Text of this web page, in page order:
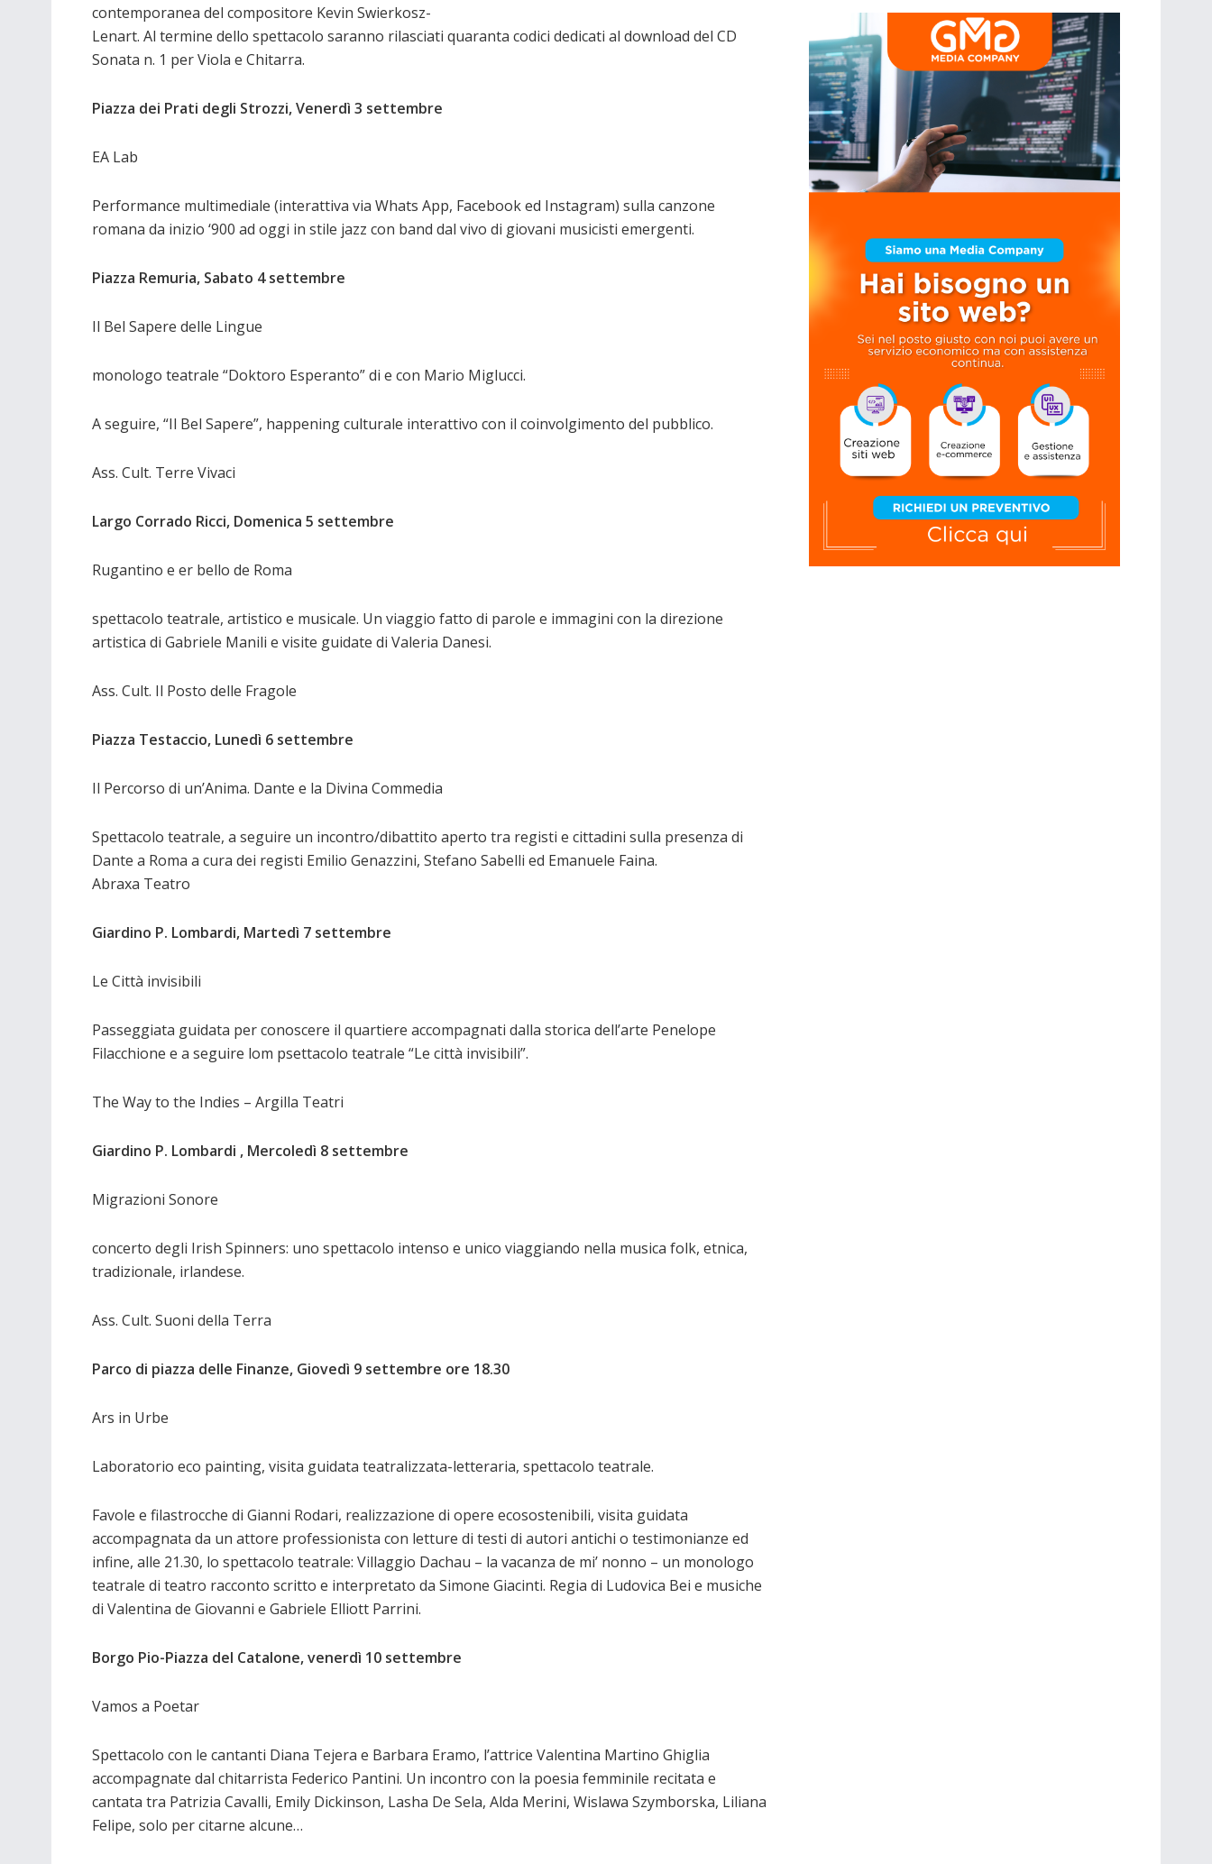
contemporanea del compositore Kevin Swierkosz-
Lenart. Al termine dello spettacolo saranno rilasciati quaranta codici dedicati al download del CD
Sonata n. 1 per Viola e Chitarra.
Piazza dei Prati degli Strozzi, Venerdì 3 settembre
EA Lab
Performance multimediale (interattiva via Whats App, Facebook ed Instagram) sulla canzone
romana da inizio ‘900 ad oggi in stile jazz con band dal vivo di giovani musicisti emergenti.
Piazza Remuria, Sabato 4 settembre
Il Bel Sapere delle Lingue
monologo teatrale “Doktoro Esperanto” di e con Mario Miglucci.
A seguire, “Il Bel Sapere”, happening culturale interattivo con il coinvolgimento del pubblico.
Ass. Cult. Terre Vivaci
Largo Corrado Ricci, Domenica 5 settembre
Rugantino e er bello de Roma
spettacolo teatrale, artistico e musicale. Un viaggio fatto di parole e immagini con la direzione
artistica di Gabriele Manili e visite guidate di Valeria Danesi.
Ass. Cult. Il Posto delle Fragole
Piazza Testaccio, Lunedì 6 settembre
Il Percorso di un’Anima. Dante e la Divina Commedia
Spettacolo teatrale, a seguire un incontro/dibattito aperto tra registi e cittadini sulla presenza di
Dante a Roma a cura dei registi Emilio Genazzini, Stefano Sabelli ed Emanuele Faina.
Abraxa Teatro
Giardino P. Lombardi, Martedì 7 settembre
Le Città invisibili
Passeggiata guidata per conoscere il quartiere accompagnati dalla storica dell’arte Penelope
Filacchione e a seguire lom psettacolo teatrale “Le città invisibili”.
The Way to the Indies – Argilla Teatri
Giardino P. Lombardi , Mercoledì 8 settembre
Migrazioni Sonore
concerto degli Irish Spinners: uno spettacolo intenso e unico viaggiando nella musica folk, etnica,
tradizionale, irlandese.
Ass. Cult. Suoni della Terra
Parco di piazza delle Finanze, Giovedì 9 settembre ore 18.30
Ars in Urbe
Laboratorio eco painting, visita guidata teatralizzata-letteraria, spettacolo teatrale.
Favole e filastrocche di Gianni Rodari, realizzazione di opere ecosostenibili, visita guidata
accompagnata da un attore professionista con letture di testi di autori antichi o testimonianze ed
infine, alle 21.30, lo spettacolo teatrale: Villaggio Dachau – la vacanza de mi’ nonno – un monologo
teatrale di teatro racconto scritto e interpretato da Simone Giacinti. Regia di Ludovica Bei e musiche
di Valentina de Giovanni e Gabriele Elliott Parrini.
Borgo Pio-Piazza del Catalone, venerdì 10 settembre
Vamos a Poetar
Spettacolo con le cantanti Diana Tejera e Barbara Eramo, l’attrice Valentina Martino Ghiglia
accompagnate dal chitarrista Federico Pantini. Un incontro con la poesia femminile recitata e
cantata tra Patrizia Cavalli, Emily Dickinson, Lasha De Sela, Alda Merini, Wislawa Szymborska, Liliana
Felipe, solo per citarne alcune…